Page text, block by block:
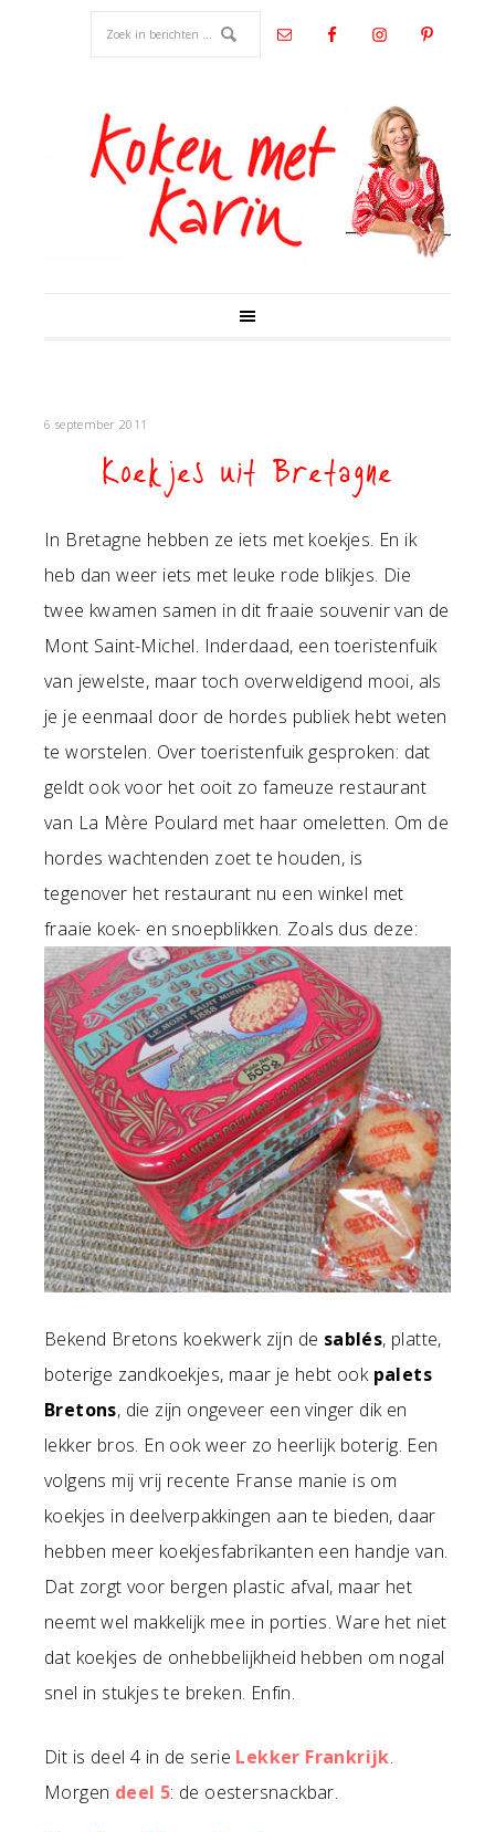
6 september 2011
Koekjes uit Bretagne
In Bretagne hebben ze iets met koekjes. En ik
heb dan weer iets met leuke rode blikjes. Die
twee kwamen samen in dit fraaie souvenir van de
Mont Saint-Michel. Inderdaad, een toeristenfuik
van jewelste, maar toch overweldigend mooi, als
je je eenmaal door de hordes publiek hebt weten
te worstelen. Over toeristenfuik gesproken: dat
geldt ook voor het ooit zo fameuze restaurant
van La Mère Poulard met haar omeletten. Om de
hordes wachtenden zoet te houden, is
tegenover het restaurant nu een winkel met
fraaie koek- en snoepblikken. Zoals dus deze:
Bekend Bretons koekwerk zijn de sablés, platte,
boterige zandkoekjes, maar je hebt ook palets
Bretons, die zijn ongeveer een vinger dik en
lekker bros. En ook weer zo heerlijk boterig. Een
volgens mij vrij recente Franse manie is om
koekjes in deelverpakkingen aan te bieden, daar
hebben meer koekjesfabrikanten een handje van.
Dat zorgt voor bergen plastic afval, maar het
neemt wel makkelijk mee in porties. Ware het niet
dat koekjes de onhebbelijkheid hebben om nogal
snel in stukjes te breken. Enfin.
Dit is deel 4 in de serie Lekker Frankrijk.
Morgen deel 5: de oestersnackbar.